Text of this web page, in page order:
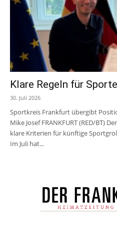
Klare Regeln für
30. Juli 2026
Sportkreis Frankfurt übergibt
Mike Josef FRANKFURT (RED/BT)
klare Kriterien für künftige
Im Juli hat...